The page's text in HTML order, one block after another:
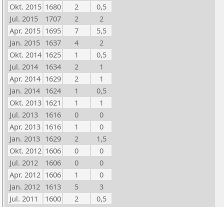
Okt. 2015 1680 2
0,5
Jul. 2015
1707 2
2
Apr. 2015 1695 7
5,5
Jan. 2015 1637 4
2
Okt. 2014 1625 1
0,5
Jul. 2014
1634 2
1
Apr. 2014 1629 2
1
Jan. 2014 1624 1
0,5
Okt. 2013 1621 1
1
Jul. 2013
1616 0
0
Apr. 2013 1616 1
0
Jan. 2013 1629 2
1,5
Okt. 2012 1606 0
0
Jul. 2012
1606 0
0
Apr. 2012 1606 1
0
Jan. 2012 1613 5
3
Jul. 2011
1600 2
0,5